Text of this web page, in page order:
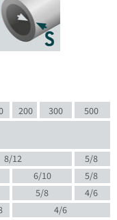
200 300
500
8/12
5/8
6/10
5/8
5/8
4/6
4/6